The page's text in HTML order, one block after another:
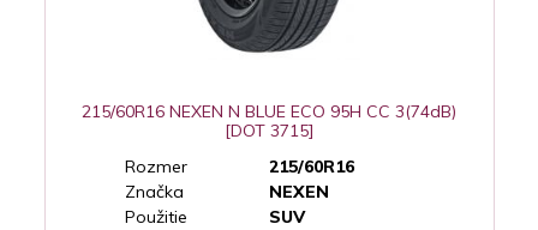
215/60R16 NEXEN N BLUE ECO 95H CC 3(74dB)
[DOT 3715]
Rozmer
215/60R16
Značka
NEXEN
Použitie
SUV